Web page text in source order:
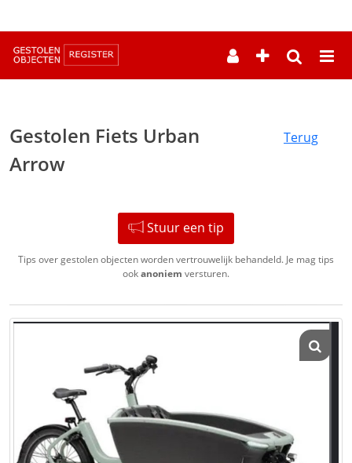
Gestolen Fiets Urban
Arrow
Terug
Stuur een tip
Tips over gestolen objecten worden vertrouwelijk behandeld. Je mag tips
ookanoniem versturen.